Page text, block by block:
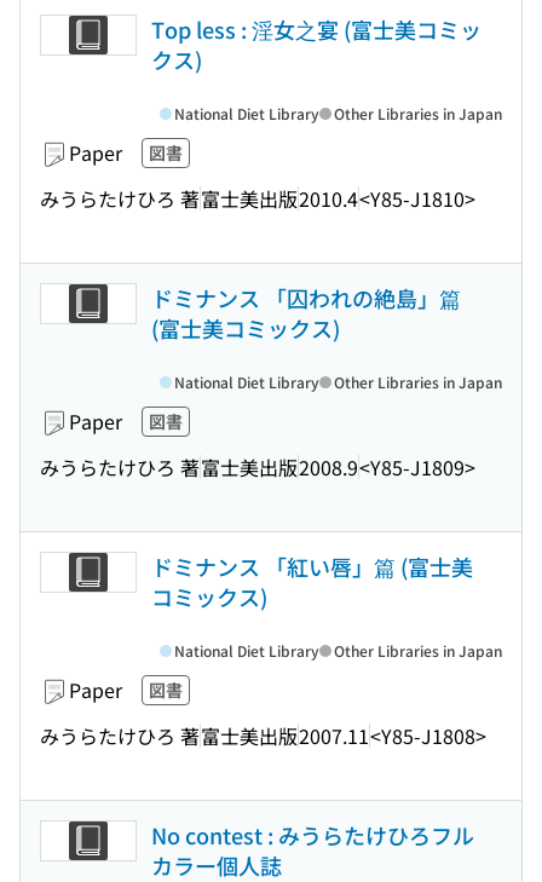
Top less : 淫女之宴 (富士美コミッ
クス)
Paper 図書
みうらたけひろ 著富士美出版2010.4<Y85-J1810>
National Diet Library Other Libraries in Japan
ドミナンス 「囚われの絶島」篇
(富士美コミックス)
Paper 図書
みうらたけひろ 著富士美出版2008.9<Y85-J1809>
National Diet Library Other Libraries in Japan
ドミナンス 「紅い唇」篇 (富士美
コミックス)
Paper 図書
みうらたけひろ 著富士美出版2007.11<Y85-J1808>
National Diet Library Other Libraries in Japan
No contest : みうらたけひろフル
カラー個人誌